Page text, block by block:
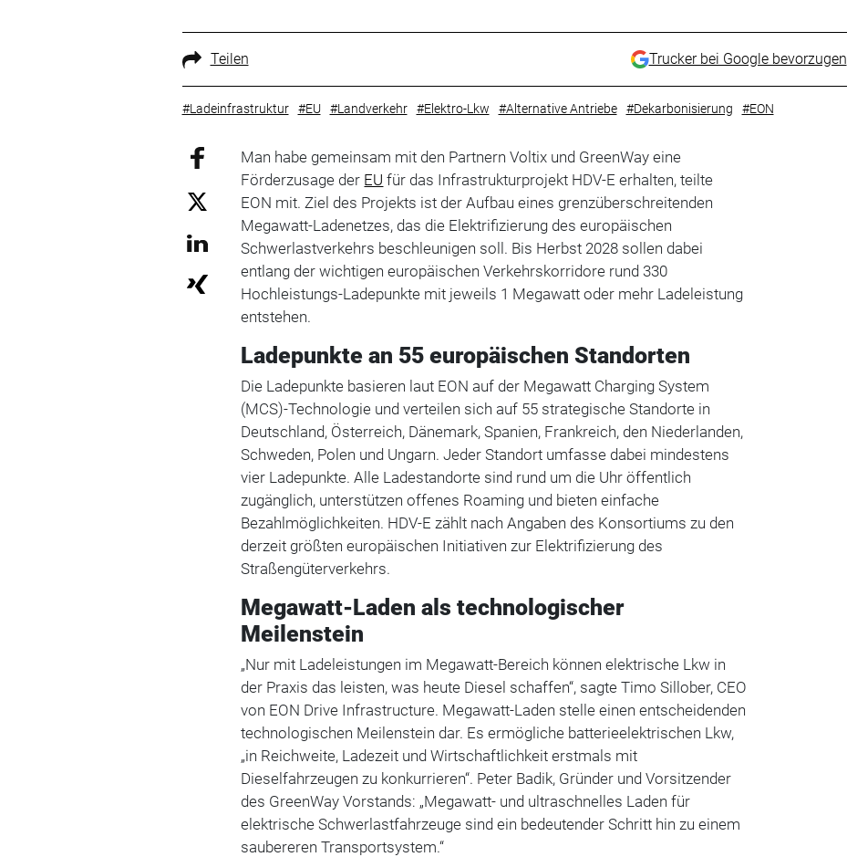
Teilen Trucker bei Google bevorzugen
#Ladeinfrastruktur #EU #Landverkehr #Elektro-Lkw #Alternative Antriebe #Dekarbonisierung #EON
Man habe gemeinsam mit den Partnern Voltix und GreenWay eine
Förderzusage der EU für das Infrastrukturprojekt HDV-E erhalten, teilte
EON mit. Ziel des Projekts ist der Aufbau eines grenzüberschreitenden
Megawatt-Ladenetzes, das die Elektrifizierung des europäischen
Schwerlastverkehrs beschleunigen soll. Bis Herbst 2028 sollen dabei
entlang der wichtigen europäischen Verkehrskorridore rund 330
Hochleistungs-Ladepunkte mit jeweils 1 Megawatt oder mehr Ladeleistung
entstehen.
Ladepunkte an 55 europäischen Standorten
Die Ladepunkte basieren laut EON auf der Megawatt Charging System
(MCS)-Technologie und verteilen sich auf 55 strategische Standorte in
Deutschland, Österreich, Dänemark, Spanien, Frankreich, den Niederlanden,
Schweden, Polen und Ungarn. Jeder Standort umfasse dabei mindestens
vier Ladepunkte. Alle Ladestandorte sind rund um die Uhr öffentlich
zugänglich, unterstützen offenes Roaming und bieten einfache
Bezahlmöglichkeiten. HDV-E zählt nach Angaben des Konsortiums zu den
derzeit größten europäischen Initiativen zur Elektrifizierung des
Straßengüterverkehrs.
Megawatt-Laden als technologischer
Meilenstein
„Nur mit Ladeleistungen im Megawatt-Bereich können elektrische Lkw in
der Praxis das leisten, was heute Diesel schaffen“, sagte Timo Sillober, CEO
von EON Drive Infrastructure. Megawatt-Laden stelle einen entscheidenden
technologischen Meilenstein dar. Es ermögliche batterieelektrischen Lkw,
„in Reichweite, Ladezeit und Wirtschaftlichkeit erstmals mit
Dieselfahrzeugen zu konkurrieren“. Peter Badik, Gründer und Vorsitzender
des GreenWay Vorstands: „Megawatt- und ultraschnelles Laden für
elektrische Schwerlastfahrzeuge sind ein bedeutender Schritt hin zu einem
saubereren Transportsystem.“